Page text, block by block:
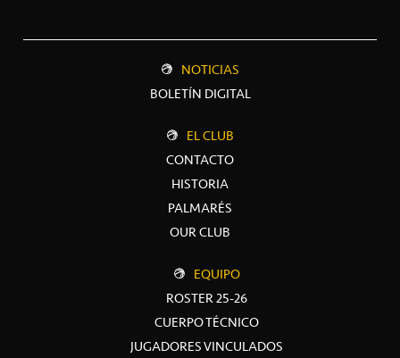
NOTICIAS
BOLETÍN DIGITAL
EL CLUB
CONTACTO
HISTORIA
PALMARÉS
OUR CLUB
EQUIPO
ROSTER 25-26
CUERPO TÉCNICO
JUGADORES VINCULADOS